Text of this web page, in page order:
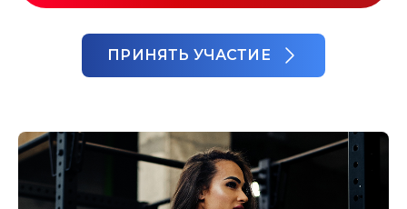
ПРИНЯТЬ УЧАСТИЕ